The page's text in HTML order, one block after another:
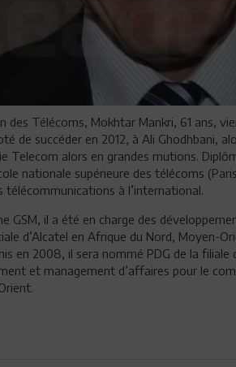
des Télécoms, Mokhtar Mankri, 61 ans,
de succéder en 2012, à Ali Ghodhbani,
Telecom alors en grandes mutions.
nationale supérieure des télécoms
télécommunications à l’international.
GSM, il a été en charge des
d’Alcatel en Afrique du Nord, Moyen-
en 2008, il sera nommé PDG de la filiale
et management d’affaires pour le